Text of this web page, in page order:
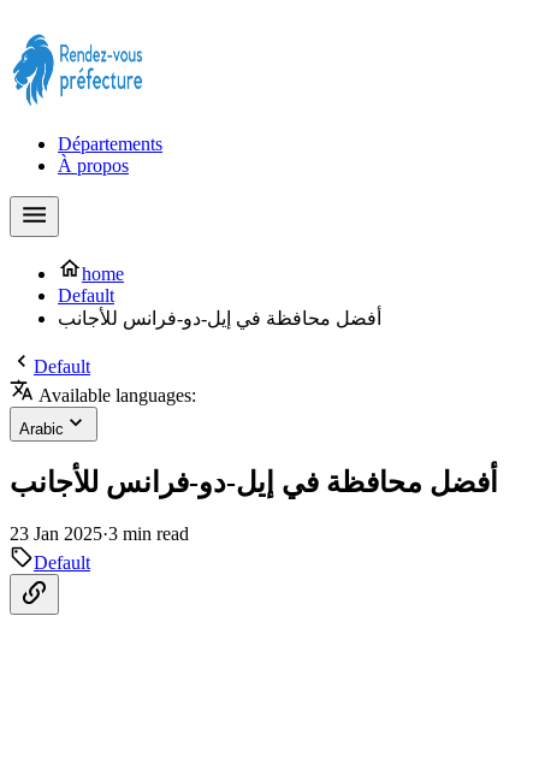
Départements
À propos
home
Default
أفضل محافظة في إيل-دو-فرانس للأجانب
Default
Available languages:
Arabic
أفضل محافظة في إيل-دو-فرانس للأجانب
23 Jan 2025·3 min read
Default